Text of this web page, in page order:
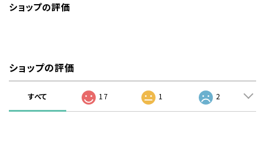
ショップの評価
ショップの評価
すべて 17 1 2